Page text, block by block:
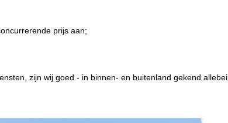
prijs aan;
zijn wij goed - in binnen- en buitenland gekend allebei.